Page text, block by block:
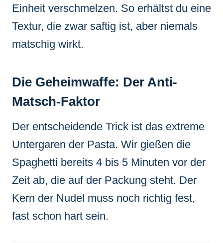
Einheit verschmelzen. So erhältst du eine
Textur, die zwar saftig ist, aber niemals
matschig wirkt.
Die Geheimwaffe: Der Anti-
Matsch-Faktor
Der entscheidende Trick ist das extreme
Untergaren der Pasta. Wir gießen die
Spaghetti bereits 4 bis 5 Minuten vor der
Zeit ab, die auf der Packung steht. Der
Kern der Nudel muss noch richtig fest,
fast schon hart sein.